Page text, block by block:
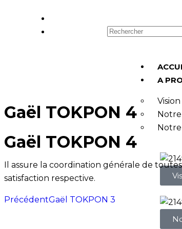
A
Gaël TOKPON 4
Gaël TOKPON 4
Il assure la coordination générale de
satisfaction respective.
PrécédentGaël TOKPON 3